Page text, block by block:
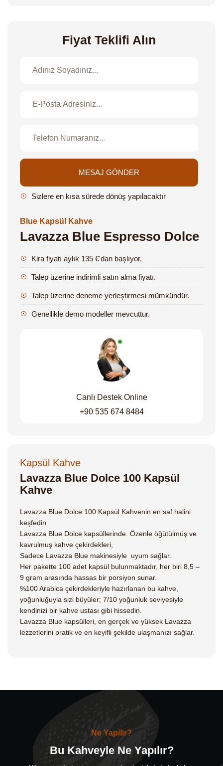
Fiyat Teklifi Alın
MESAJ GÖNDER
Sizlere en kısa sürede dönüş yapılacaktır
Blue Kapsül Kahve
Lavazza Blue Espresso Dolce
Kira fiyatı aylık 135 €'dan başlıyor.
Talep üzerine indirimli satın alma fiyatı.
Talep üzerine deneme yerleştirmesi mümkündür.
Genellikle demo modeller mevcuttur.
Canlı Destek Online
+90 535 674 8484
Kapsül Kahve
Lavazza Blue Dolce 100 Kapsül
Kahve
Lavazza Blue Dolce 100 Kapsül Kahvenin en saf halini
keşfedin
Lavazza Blue Dolce kapsüllerinde. Özenle öğütülmüş ve
kavrulmuş kahve çekirdekleri,
Sadece Lavazza Blue makinesiyle uyum sağlar.
Her pakette 100 adet kapsül bulunmaktadır, her biri 8,5 –
9 gram arasında hassas bir porsiyon sunar.
%100 Arabica çekirdekleriyle hazırlanan bu kahve,
yoğunluğuyla sizi büyüler; 7/10 yoğunluk seviyesiyle
kendinizi bir kahve ustası gibi hissedin.
Lavazza Blue kapsülleri, en gerçek ve yüksek Lavazza
lezzetlerini pratik ve en keyifli şekilde ulaşmanızı sağlar.
Ne Yapilir?
Bu Kahveyle Ne Yapılır?